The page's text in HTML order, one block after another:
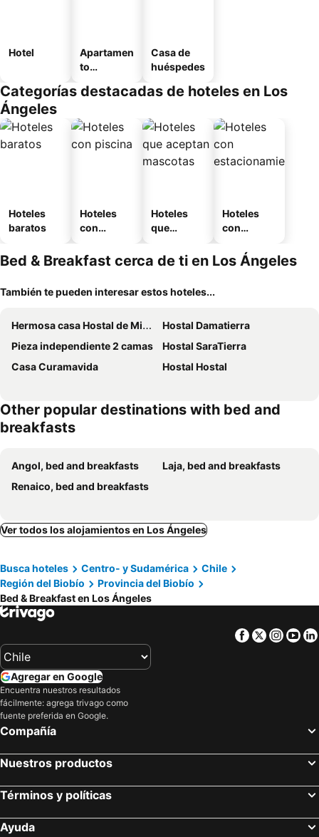
Hotel
Apartamen
to
o
Casa de
huéspedes
Categorías destacadas de hoteles en Los
Ángeles
Hoteles
baratos
Hoteles
con
Hoteles
que
mascotas
Hoteles
con
miento
Bed & Breakfast cerca de ti en Los Ángeles
También te pueden interesar estos hoteles...
Hermosa casa Hostal de Miguel
Hostal Damatierra
Pieza independiente 2 camas
Hostal SaraTierra
Casa Curamavida
Hostal Hostal
Other popular destinations with bed and
breakfasts
Angol, bed and breakfasts
Laja, bed and breakfasts
Renaico, bed and breakfasts
Ver todos los alojamientos en Los Ángeles
Busca hoteles Centro- y Sudamérica
Chile
Región del Biobío
Provincia del Biobío
Bed & Breakfast en Los Ángeles
Facebook
Twitter
Agregar en Google
Encuentra nuestros resultados
fácilmente: agrega trivago como
fuente preferida en Google.
Compañía
Nuestros productos
Términos y políticas
Ayuda